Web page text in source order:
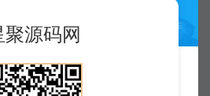
打赏
聚源码网